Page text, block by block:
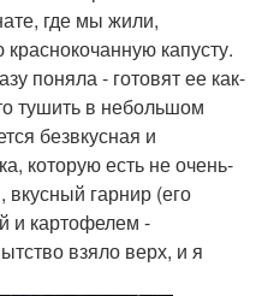
где мы жили,
капусту.
поняла - готовят ее как-
тушить в небольшом
безвкусная и
которую есть не очень-
вкусный гарнир (его
и картофелем -
взяло верх, и я